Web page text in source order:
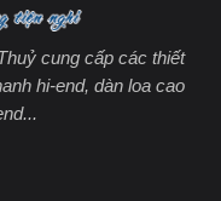
cung cấp các thiết
hi-end, dàn loa cao